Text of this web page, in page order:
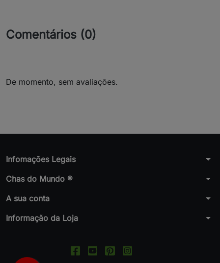
Comentários (0)
De momento, sem avaliações.
Infomações Legais arrow_drop_down
Chas do Mundo ® arrow_drop_down
A sua conta arrow_drop_down
Informação da Loja arrow_drop_down